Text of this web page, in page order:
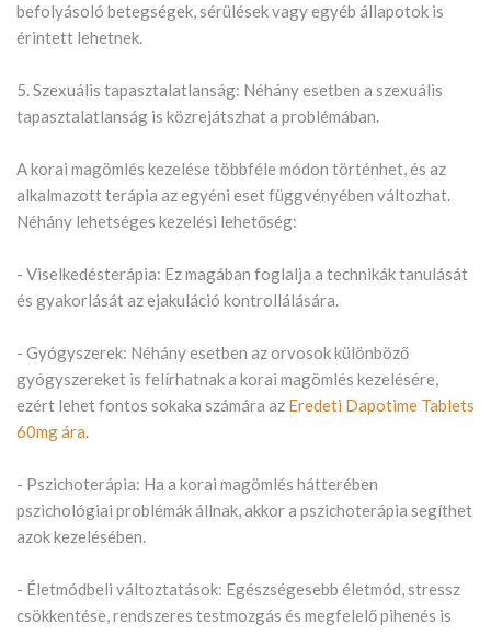
befolyásoló betegségek, sérülések vagy egyéb állapotok is
érintett lehetnek.
5. Szexuális tapasztalatlanság: Néhány esetben a szexuális
tapasztalatlanság is közrejátszhat a problémában.
A korai magömlés kezelése többféle módon történhet, és az
alkalmazott terápia az egyéni eset függvényében változhat.
Néhány lehetséges kezelési lehetőség:
- Viselkedésterápia: Ez magában foglalja a technikák tanulását
és gyakorlását az ejakuláció kontrollálására.
- Gyógyszerek: Néhány esetben az orvosok különböző
gyógyszereket is felírhatnak a korai magömlés kezelésére,
ezért lehet fontos sokaka számára az Eredeti Dapotime Tablets
60mg ára.
- Pszichoterápia: Ha a korai magömlés hátterében
pszichológiai problémák állnak, akkor a pszichoterápia segíthet
azok kezelésében.
- Életmódbeli változtatások: Egészségesebb életmód, stressz
csökkentése, rendszeres testmozgás és megfelelő pihenés is